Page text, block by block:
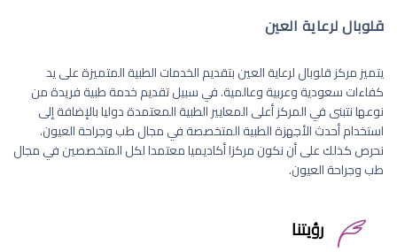
قلوبال لرعاية العين
يتميز مركز قلوبال لرعاية العين بتقديم الخدمات الطبية المتميزة على يد
كفاءات سعودية وعربية وعالمية. في سبيل تقديم خدمة طبية فريدة من
نوعها نتبنى في المركز أعلى المعايير الطبية المعتمدة دوليا بالإضافة إلى
استخدام أحدث الأجهزة الطبية المتخصصة في مجال طب وجراحة العيون.
نحرص كذلك على أن نكون مركزا أكاديميا معتمدا لكل المتخصصين في مجال
طب وجراحة العيون.
رؤيتنا